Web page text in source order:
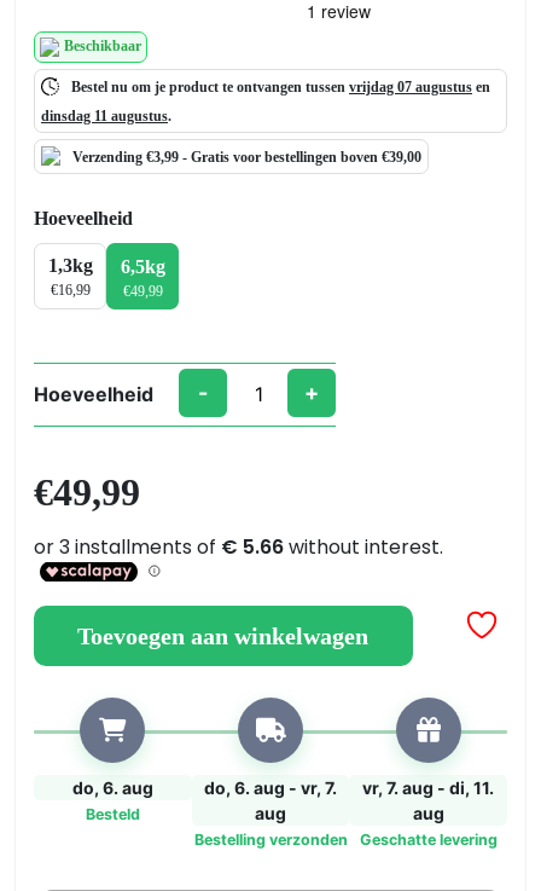
Beschikbaar
Bestel nu om je product te ontvangen tussen vrijdag 07 augustus en
dinsdag 11 augustus.
Verzending €3,99 - Gratis voor bestellingen boven €39,00
Hoeveelheid
1,3kg
€16,99
6,5kg
€49,99
Hoeveelheid
NATURESIN
Witte
component
Minerale
Hars
Hoge
Weerstand
aantal
- +
€49,99
Toevoegen aan winkelwagen
do, 6. aug
Besteld
do, 6. aug - vr, 7.
aug
Bestelling verzonden
vr, 7. aug - di, 11.
aug
Geschatte levering